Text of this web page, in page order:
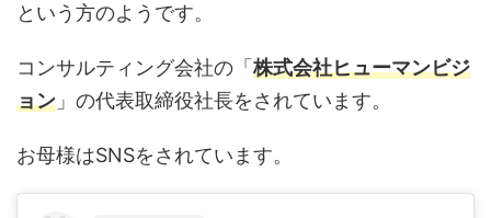
という方のようです。
コンサルティング会社の「株式会社ヒューマンビジ
ョン 」の代表取締役社長をされています。
お母様はSNSをされています。